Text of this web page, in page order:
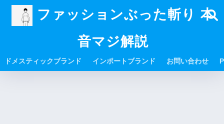
ファッションぶった斬り 本
音マジ解説
ドメスティックブランド インポートブランド お問い合わせ